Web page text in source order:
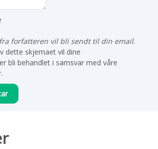
forfatteren vil bli sendt til din email.
dette skjemaet vil dine
bli behandlet i samsvar med våre
.